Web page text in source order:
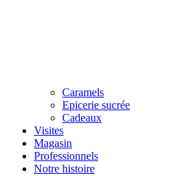
Caramels
Epicerie sucrée
Cadeaux
Visites
Magasin
Professionnels
Notre histoire